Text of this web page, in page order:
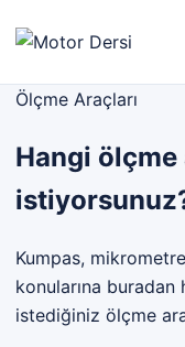
Motor Dersi
Ölçme Araçları
Hangi
Kumpas,
konularına buradan
istediğiniz ölçme